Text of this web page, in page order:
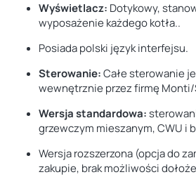
Wyświetlacz: Dotykowy,
wyposażenie każdego kotła..
Posiada polski język interfejsu.
Sterowanie:Całe sterowanie
wewnętrznieprzez firmę
Wersja standardowa:
grzewczym mieszanym, CWU i
Wersja rozszerzona (opcja do
zakupie, brak możliwości